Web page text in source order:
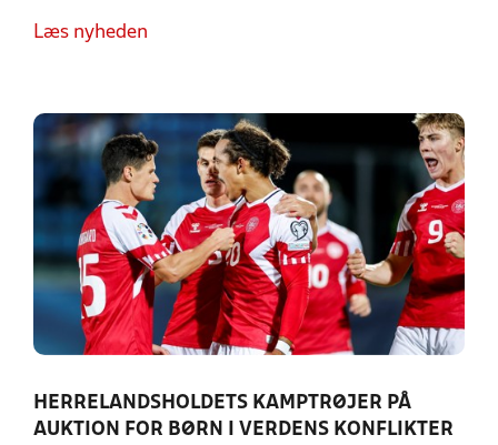
Læs nyheden
HERRELANDSHOLDETS KAMPTRØJER PÅ
AUKTION FOR BØRN I VERDENS KONFLIKTER